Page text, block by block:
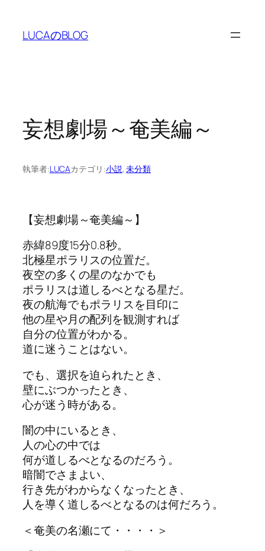
LUCAのBLOG
妄想劇場～奄美編～
執筆者:LUCAカテゴリ:小説, 未分類
【妄想劇場～奄美編～】
赤緯89度15分0.8秒。
北極星ポラリスの位置だ。
夜空の多くの星のなかでも
ポラリスは道しるべとなる星だ。
夜の航海でもポラリスを目印に
他の星や月の配列を観測すれば
自分の位置がわかる。
道に迷うことはない。
でも、選択を迫られたとき、
壁にぶつかったとき、
心が迷う時がある。
闇の中にいるとき、
人の心の中では
何が道しるべとなるのだろう。
暗闇でさまよい、
行き先がわからな く なったとき、
人を導く道しるべとなるのは何だろう。
＜奄美の名瀬にて・・・・＞